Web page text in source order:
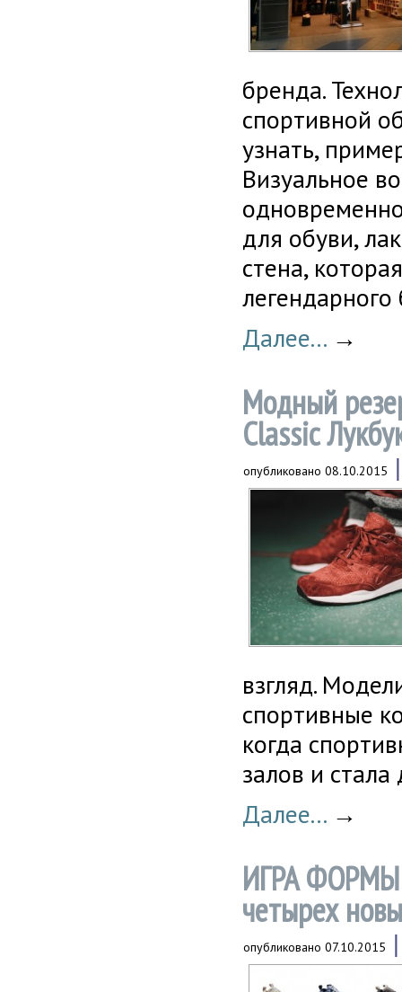
бренда.
спортивной
узнать,
Визуальное
для обуви,
стена,
легендарного
Далее... →
Модный
Classic
опубликовано 08.10.2015
взгляд.
спортивные
когда
залов и
Далее... →
ИГРА ФОРМЫ
четырех
опубликовано 07.10.2015